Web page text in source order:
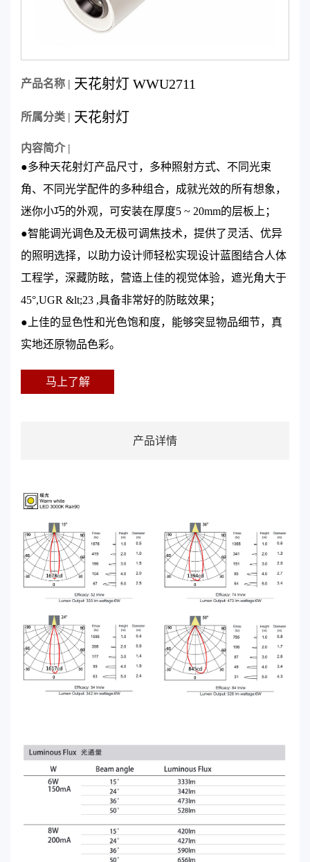
产品名称 | 天花射灯 WWU2711
所属分类 | 天花射灯
内容简介 |
●多种天花射灯产品尺寸，多种照射方式、不同光束
角、不同光学配件的多种组合，成就光效的所有想象，
迷你小巧的外观，可安装在厚度5 ~ 20mm的层板上；
●智能调光调色及无极可调焦技术，提供了灵活、优异
的照明选择，以助力设计师轻松实现设计蓝图结合人体
工程学，深藏防眩，营造上佳的视觉体验，遮光角大于
45°,UGR &lt;23 ,具备非常好的防眩效果；
●上佳的显色性和光色饱和度，能够突显物品细节，真
实地还原物品色彩。
马上了解
产品详情